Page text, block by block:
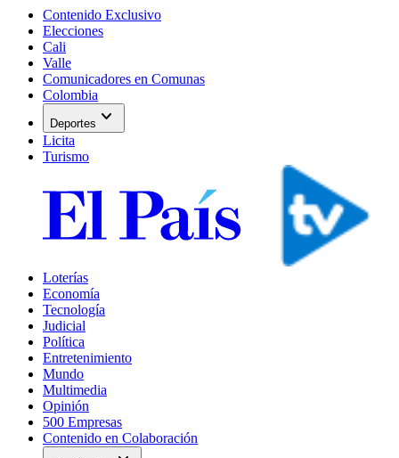
Contenido Exclusivo
Elecciones
Cali
Valle
Comunicadores en Comunas
Colombia
Deportes expand_more
Licita
Turismo
Loterías
Economía
Tecnología
Judicial
Política
Entretenimiento
Mundo
Multimedia
Opinión
500 Empresas
Contenido en Colaboración